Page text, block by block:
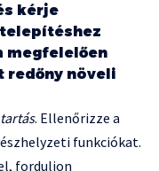
kérje
megfelelően
növeli
. Ellenőrizze a
funkciókat.
forduljon